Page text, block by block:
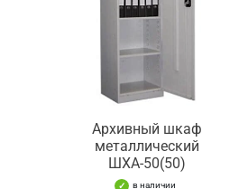
Архивный шкаф
металлический
ШХА-50(50)
в наличии